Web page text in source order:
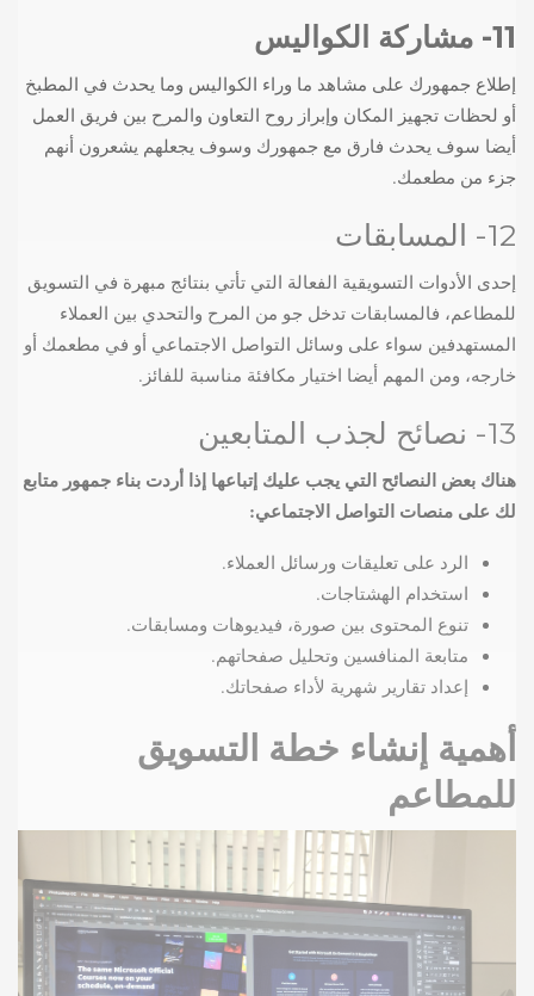
11- مشاركة الكواليس
إطلاع جمهورك على مشاهد ما وراء الكواليس وما يحدث في المطبخ
أو لحظات تجهيز المكان وإبراز روح التعاون والمرح بين فريق العمل
أيضا سوف يحدث فارق مع جمهورك وسوف يجعلهم يشعرون أنهم
جزء من مطعمك.
12- المسابقات
إحدى الأدوات التسويقية الفعالة التي تأتي بنتائج مبهرة في التسويق
للمطاعم، فالمسابقات تدخل جو من المرح والتحدي بين العملاء
المستهدفين سواء على وسائل التواصل الاجتماعي أو في مطعمك أو
خارجه، ومن المهم أيضا اختيار مكافئة مناسبة للفائز.
13- نصائح لجذب المتابعين
هناك بعض النصائح التي يجب عليك إتباعها إذا أردت بناء جمهور متابع
لك على منصات التواصل الاجتماعي:
الرد على تعليقات ورسائل العملاء.
استخدام الهشتاجات.
تنوع المحتوى بين صورة، فيديوهات ومسابقات.
متابعة المنافسين وتحليل صفحاتهم.
إعداد تقارير شهرية لأداء صفحاتك.
أهمية إنشاء خطة التسويق
للمطاعم